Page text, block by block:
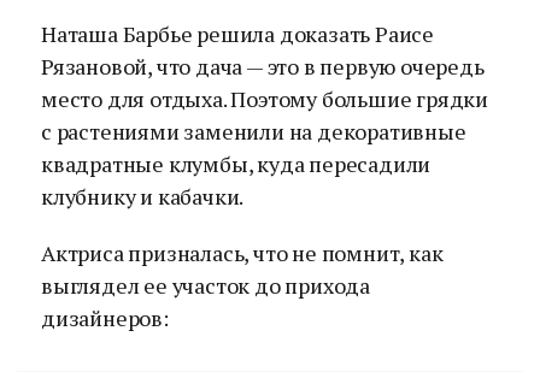
Наташа Барбье решила доказать Раисе
Рязановой, что дача — это в первую очередь
место для отдыха. Поэтому большие грядки
с растениями заменили на декоративные
квадратные клумбы, куда пересадили
клубнику и кабачки.
Актриса призналась, что не помнит, как
выглядел ее участок до прихода
дизайнеров: